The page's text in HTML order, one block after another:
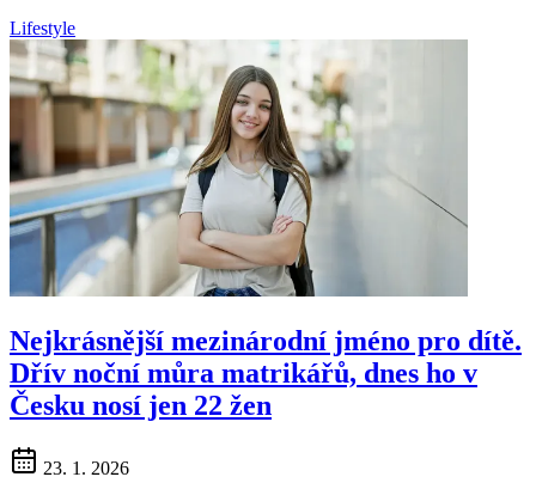
Lifestyle
Nejkrásnější mezinárodní jméno pro dítě.
Dřív noční můra matrikářů, dnes ho v
Česku nosí jen 22 žen
23. 1. 2026